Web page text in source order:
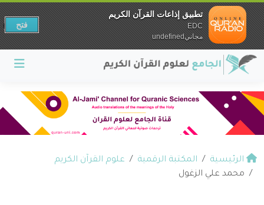
الرئيسية المكتبة الرقمية
علوم القرآن الكريم
محمد علي الزغول
تطبيق إذاعات القرآن الكريم
EDC
مجانيundefined
فتح